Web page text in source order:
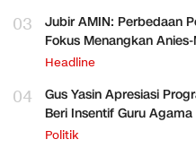
03
Jubir AMIN: Perbedaan
Fokus Menangkan
Headline
04
Gus Yasin Apresiasi
Beri Insentif Guru Agama
Politik